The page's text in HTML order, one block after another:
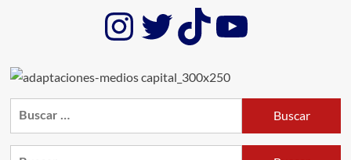
de
entradas
Instagram
Twitter
TikTok